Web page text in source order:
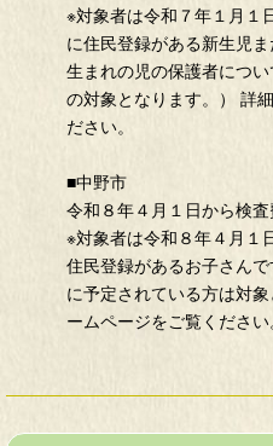
※対象者は令和７年１月１
に住民登録がある新生児
生まれの児の保護者につ
の対象となります。） 詳
ださい。
■中野市
令和８年４月１日から検
※対象者は令和８年４月１
住民登録があるお子さん
に予定されている方は対
ームページをご覧ください。